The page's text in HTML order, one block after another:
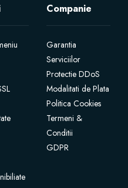
Companie
Garantia
Serviciilor
Protectie DDoS
Modalitati de Plata
Politica Cookies
Termeni &
Conditii
GDPR